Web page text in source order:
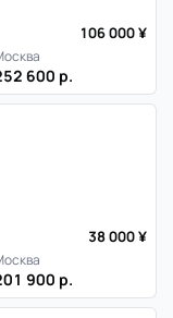
106 000 ¥
600 р.
38 000 ¥
900 р.